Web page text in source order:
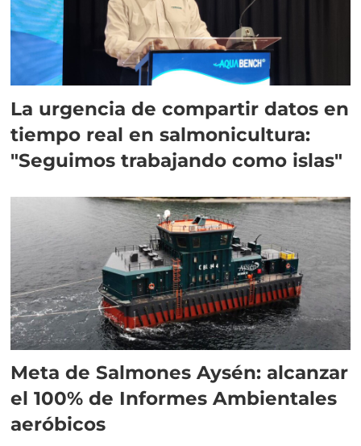
La urgencia de compartir datos en
tiempo real en salmonicultura:
"Seguimos trabajando como islas"
Meta de Salmones Aysén: alcanzar
el 100% de Informes Ambientales
aeróbicos